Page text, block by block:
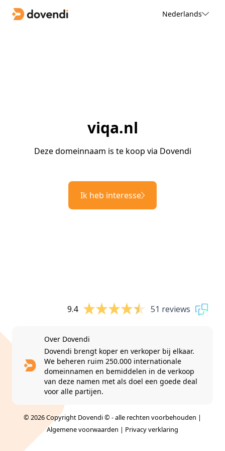
Nederlands
viqa.nl
Deze domeinnaam is te koop via Dovendi
Ik heb interesse
9.4 51 reviews
Over Dovendi
Dovendi brengt koper en verkoper bij elkaar.
We beheren ruim 250.000 internationale
domeinnamen en bemiddelen in de verkoop
van deze namen met als doel een goede deal
voor alle partijen.
© 2026 Copyright Dovendi © - alle rechten voorbehouden |
Algemene voorwaarden | Privacy verklaring